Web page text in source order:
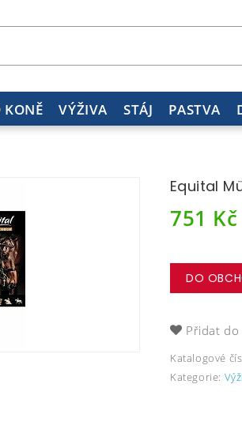
KONĚ VÝŽIVA STÁJ PASTVA
Equital
751 Kč
DO
Přidat
Katalogové
Kategorie: